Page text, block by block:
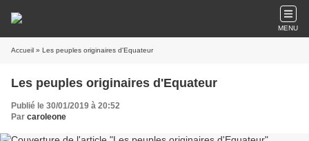
MENU
Accueil » Les peuples originaires d'Equateur
Les peuples originaires d'Equateur
Publié le 30/01/2019 à 20:52
Par caroleone